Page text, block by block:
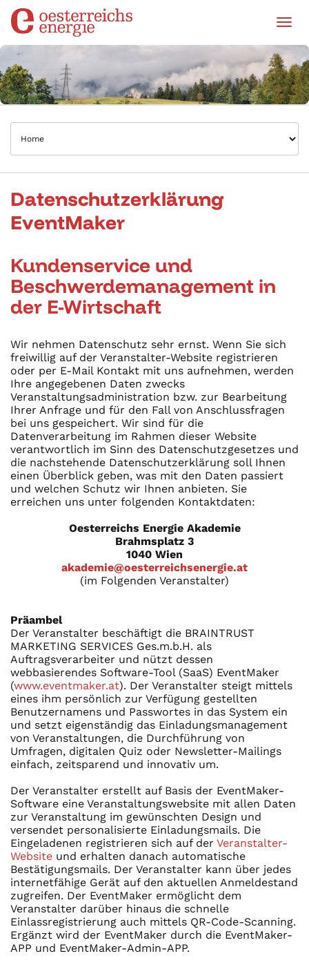
Datenschutzerklärung
EventMaker
Kundenservice und
Beschwerdemanagement in
der E-Wirtschaft
Wir nehmen Datenschutz sehr ernst. Wenn Sie sich
freiwillig auf der Veranstalter-Website registrieren
oder per E-Mail Kontakt mit uns aufnehmen, werden
Ihre angegebenen Daten zwecks
Veranstaltungsadministration bzw. zur Bearbeitung
Ihrer Anfrage und für den Fall von Anschlussfragen
bei uns gespeichert. Wir sind für die
Datenverarbeitung im Rahmen dieser Website
verantwortlich im Sinn des Datenschutzgesetzes und
die nachstehende Datenschutzerklärung soll Ihnen
einen Überblick geben, was mit den Daten passiert
und welchen Schutz wir Ihnen anbieten. Sie
erreichen uns unter folgenden Kontaktdaten:
Oesterreichs Energie Akademie
Brahmsplatz 3
1040 Wien
akademie@oesterreichsenergie.at
(im Folgenden Veranstalter)
Präambel
Der Veranstalter beschäftigt die BRAINTRUST
MARKETING SERVICES Ges.m.b.H. als
Auftragsverarbeiter und nützt dessen
webbasierendes Software-Tool (SaaS) EventMaker
(www.eventmaker.at). Der Veranstalter steigt mittels
eines ihm persönlich zur Verfügung gestellten
Benutzernamens und Passwortes in das System ein
und setzt eigenständig das Einladungsmanagement
von Veranstaltungen, die Durchführung von
Umfragen, digitalen Quiz oder Newsletter-Mailings
einfach, zeitsparend und innovativ um.
Der Veranstalter erstellt auf Basis der EventMaker-
Software eine Veranstaltungswebsite mit allen Daten
zur Veranstaltung im gewünschten Design und
versendet personalisierte Einladungsmails. Die
Eingeladenen registrieren sich auf der Veranstalter-
Website und erhalten danach automatische
Bestätigungsmails. Der Veranstalter kann über jedes
internetfähige Gerät auf den aktuellen Anmeldestand
zugreifen. Der EventMaker ermöglicht dem
Veranstalter darüber hinaus die schnelle
Einlassregistrierung auch mittels QR-Code-Scanning.
Ergänzt wird der EventMaker durch die EventMaker-
APP und EventMaker-Admin-APP.